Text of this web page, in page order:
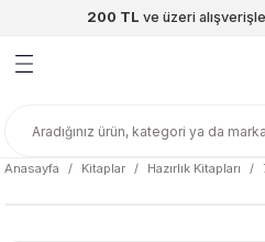
200 TL ve üzeri
Geri Dön
Geri Dön
Geri Dön
Geri Dön
Geri Dön
Geri Dön
Anasayfa
Kitaplar Hazırlık Kitapları